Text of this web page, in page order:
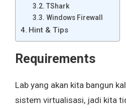
TShark
Windows Firewall
Hint & Tips
Requirements
Lab yang akan kita bangun
sistem virtualisasi, jadi kita